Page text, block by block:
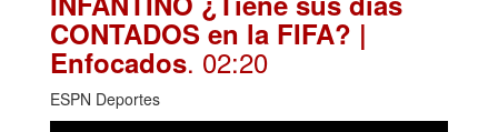
CONTADOS en la FIFA? |
Enfocados. 02:20
ESPN Deportes